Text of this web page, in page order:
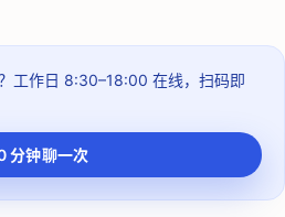
工作日 8:30–18:00 在线，扫码即
分钟聊一次